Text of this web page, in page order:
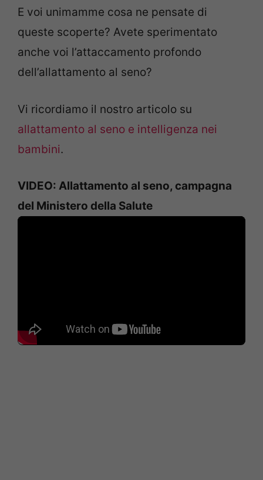
E voi unimamme cosa ne pensate di
queste scoperte? Avete sperimentato
anche voi l’attaccamento profondo
dell’allattamento al seno?
Vi ricordiamo il nostro articolo su
allattamento al seno e intelligenza nei
bambini.
VIDEO: Allattamento al seno, campagna
del Ministero della Salute